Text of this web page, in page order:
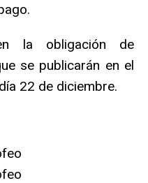
la obligación de
se publicarán en el
22 de diciembre.